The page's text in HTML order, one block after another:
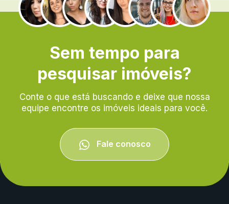
.
Sem tempo para
pesquisar imóveis?
Conte o que está buscando e deixe que nossa
equipe encontre os imóveis ideais para você.
Fale conosco